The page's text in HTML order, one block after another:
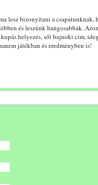
lesz bizonyítani a csapatunknak,
és leszünk hangosabbak.
helyezés, sőt bajnoki cím,
játékban és eredményben is!